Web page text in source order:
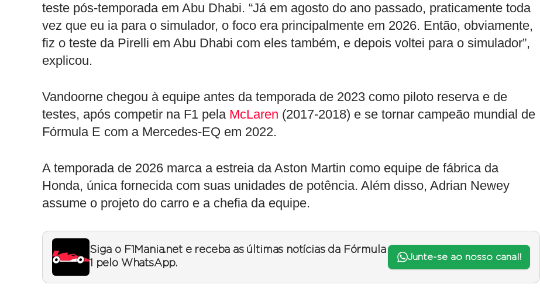
teste pós-temporada em Abu Dhabi. “Já em agosto do ano passado, praticamente toda
vez que eu ia para o simulador, o foco era principalmente em 2026. Então, obviamente,
fiz o teste da Pirelli em Abu Dhabi com eles também, e depois voltei para o simulador”,
explicou.
Vandoorne chegou à equipe antes da temporada de 2023 como piloto reserva e de
testes, após competir na F1 pela McLaren (2017-2018) e se tornar campeão mundial de
Fórmula E com a Mercedes-EQ em 2022.
A temporada de 2026 marca a estreia da Aston Martin como equipe de fábrica da
Honda, única fornecida com suas unidades de potência. Além disso, Adrian Newey
assume o projeto do carro e a chefia da equipe.
Siga o F1Mania.net e receba as últimas notícias da Fórmula
1 pelo WhatsApp.
Junte-se ao nosso canal!